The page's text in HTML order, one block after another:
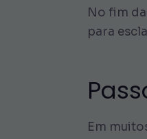
No fim
para
Em